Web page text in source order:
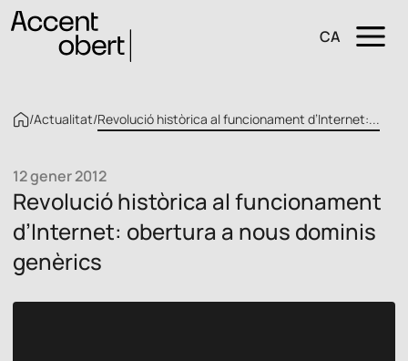
CA
/Actualitat/Revolució històrica al funcionament d’Internet:...
12 gener 2012
Revolució històrica al funcionament
d’Internet: obertura a nous dominis
genèrics